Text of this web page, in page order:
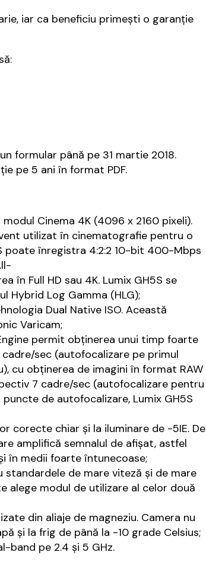
iar ca beneficiu primești o garanție
formular până pe 31 martie 2018.
pe 5 ani în format PDF.
Cinema 4K (4096 x 2160 pixeli).
utilizat în cinematografie pentru o
poate înregistra 4:2:2 10-bit 400-Mbps
în Full HD sau 4K. Lumix GH5S se
Hybrid Log Gamma (HLG);
Dual Native ISO. Această
Varicam;
permit obținerea unui timp foarte
sec (autofocalizare pe primul
cu obținerea de imagini în format RAW
7 cadre/sec (autofocalizare pentru
de autofocalizare, Lumix GH5S
corecte chiar și la iluminare de -5IE. De
amplifică semnalul de afișat, astfel
în medii foarte întunecoase;
de mare viteză și de mare
alege modul de utilizare al celor două
din aliaje de magneziu. Camera nu
și la frig de până la -10 grade Celsius;
band pe 2.4 și 5 GHz.